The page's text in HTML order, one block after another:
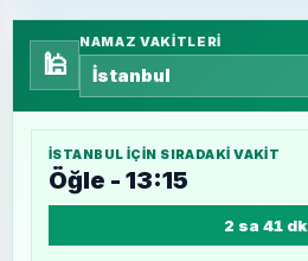
🕌
NAMAZ VAKITLERI
İSTANBUL IÇIN SIRADAKI VAKIT
Öğle - 13:15
2 sa 41 dk